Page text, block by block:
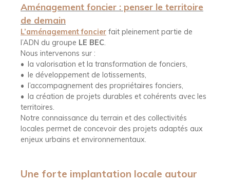
Aménagement foncier : penser le territoire
de demain
L’aménagement foncier fait pleinement partie de
l’ADN du groupe LE BEC.
Nous intervenons sur :
la valorisation et la transformation de fonciers,
le développement de lotissements,
l’accompagnement des propriétaires fonciers,
la création de projets durables et cohérents avec les
territoires.
Notre connaissance du terrain et des collectivités
locales permet de concevoir des projets adaptés aux
enjeux urbains et environnementaux.
Une forte implantation locale autour